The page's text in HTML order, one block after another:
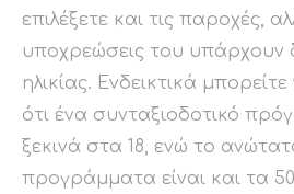
επιλέξετε και τις παροχές,
υποχρεώσεις του υπάρχουν
ηλικίας. Ενδεικτικά
ότι ένα συνταξιοδοτικό
ξεκινά στα 18, ενώ το
προγράμματα είναι και τα